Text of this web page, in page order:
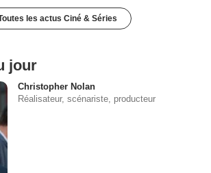
les actus Ciné & Séries
jour
Christopher Nolan
Réalisateur, scénariste, producteur